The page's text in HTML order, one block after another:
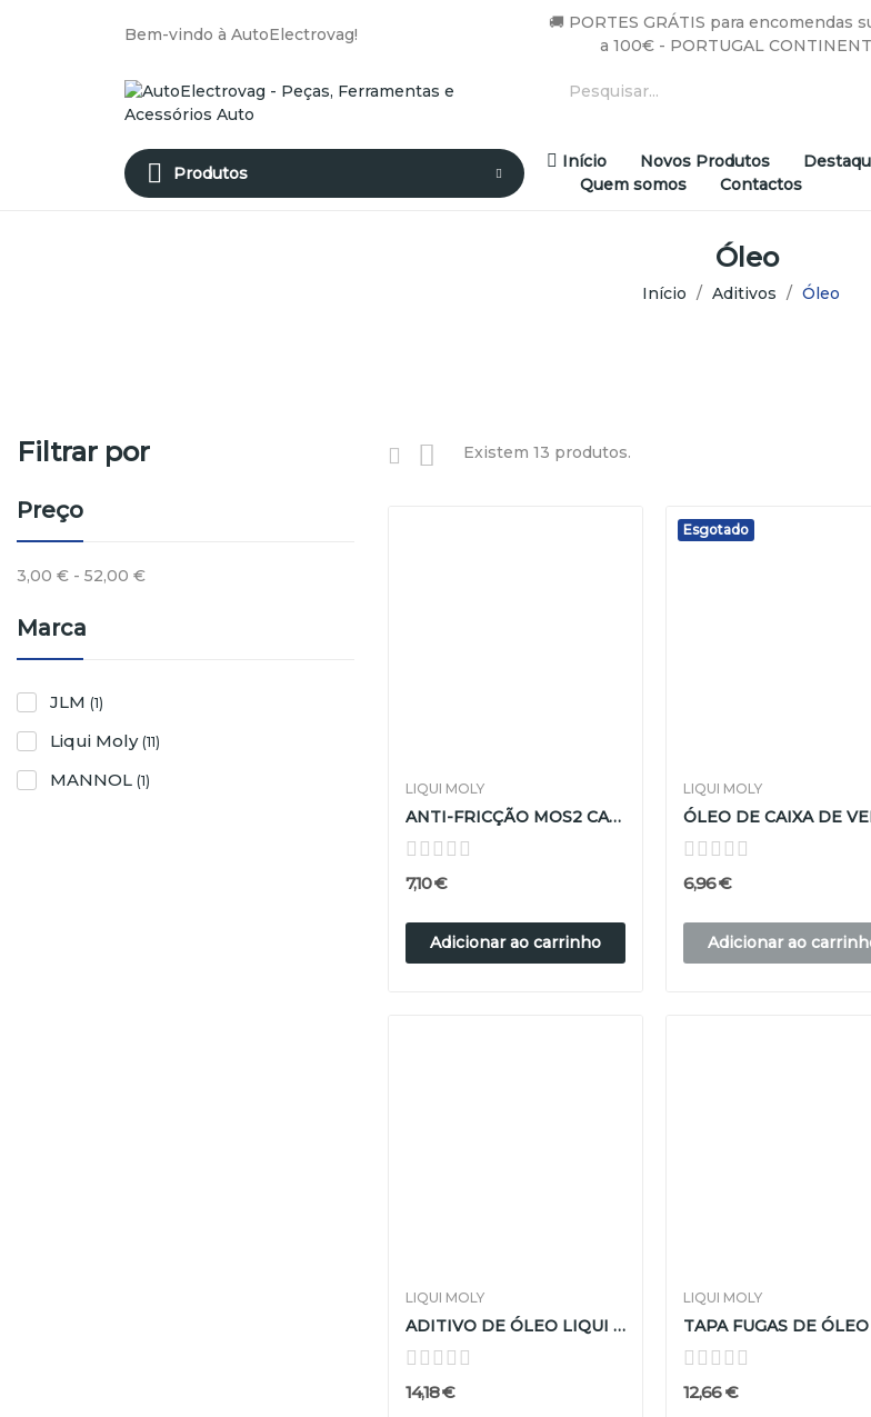
Bem-vindo à AutoElectrovag!
🚚 PORTES GRÁTIS para encomendas
a 100€ - PORTUGAL
Produtos
Início Novos Produtos
Quem somos
Contactos
Óleo
Início Aditivos Óleo
Filtrar por
Preço
3,00 € - 52,00 €
Marca
JLM (1)
Liqui Moly (11)
MANNOL (1)
Existem 13 produtos.
LIQUI MOLY
ANTI-FRICÇÃO MOS2 CAIXAS DE VELOCIDADES LIQUI...
7,10 €
Adicionar ao carrinho
Esgotado
LIQUI MOLY
6,96 €
Adicionar ao
LIQUI MOLY
ADITIVO DE ÓLEO LIQUI MOLY 300ML
14,18 €
LIQUI MOLY
12,66 €